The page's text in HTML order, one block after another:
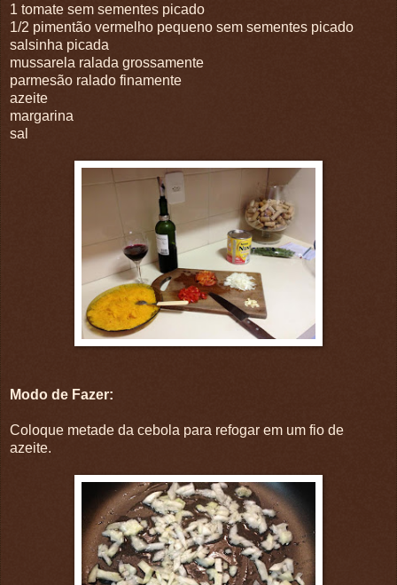
1 tomate sem sementes picado
1/2 pimentão vermelho pequeno sem sementes picado
salsinha picada
mussarela ralada grossamente
parmesão ralado finamente
azeite
margarina
sal
Modo de Fazer:
Coloque metade da cebola para refogar em um fio de
azeite.